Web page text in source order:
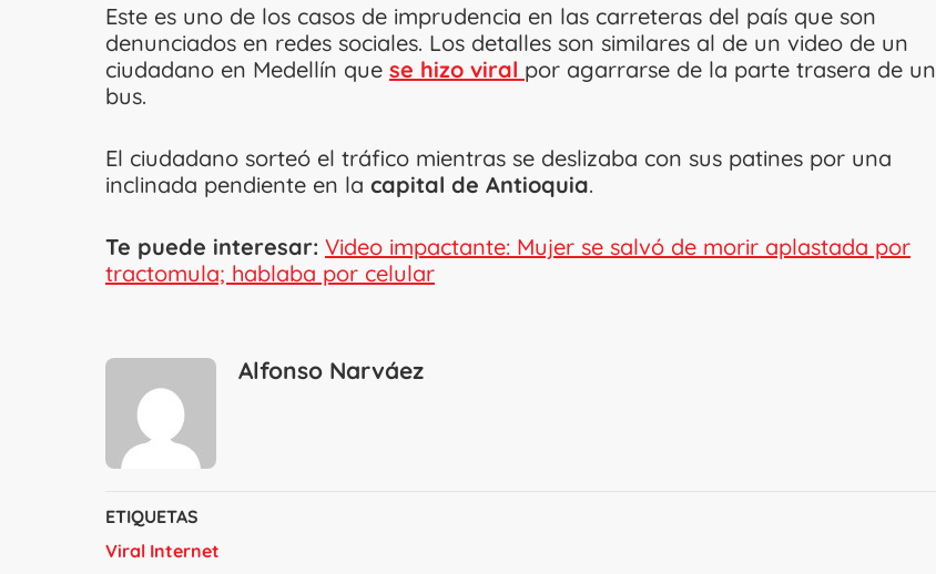
Este es uno de los casos de imprudencia en las carreteras del país que son
denunciados en redes sociales. Los detalles son similares al de un video de un
ciudadano en Medellín que se hizo viral por agarrarse de la parte trasera de un
bus.
El ciudadano sorteó el tráfico mientras se deslizaba con sus patines por una
inclinada pendiente en la capital de Antioquia.
Te puede interesar: Video impactante: Mujer se salvó de morir aplastada por
tractomula; hablaba por celular
Alfonso Narváez
ETIQUETAS
Viral Internet